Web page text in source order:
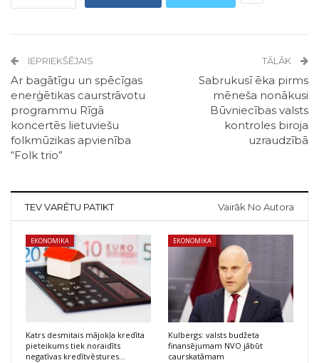
IEPRIEKŠĒJAIS
Ar bagātīgu un spēcīgas
enerģētikas caurstrāvotu
programmu Rīgā
koncertēs lietuviešu
folkmūzikas apvienība
“Folk trio”
TĀLĀK
Sabrukusī ēka pirms
mēneša nonākusi
Būvniecības valsts
kontroles biroja
uzraudzībā
TEV VARĒTU PATIKT Vairāk No Autora
EKONOMIKA
Katrs desmitais mājokļa kredīta
pieteikums tiek noraidīts
negatīvas kredītvēstures…
EKONOMIKA
Kulbergs: valsts budžeta
finansējumam NVO jābūt
caurskatāmam